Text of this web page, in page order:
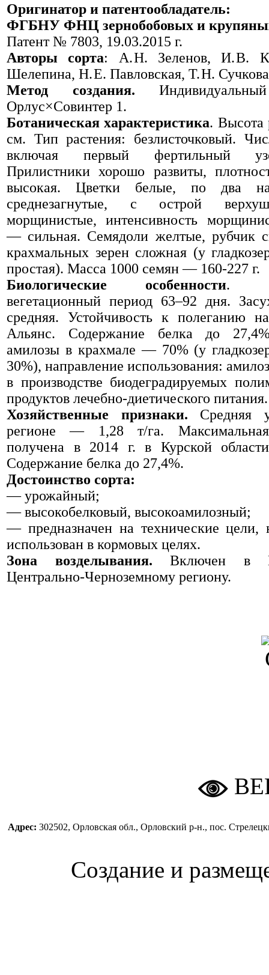
Оригинатор и патентообладатель:
ФГБНУ ФНЦ зернобобовых и
Патент № 7803, 19.03.2015 г.
Авторы сорта: А. Н. Зеленов, И. В.
Шелепина, Н. Е. Павловская, Т. Н.
Метод создания.
Орлус×Совинтер 1.
Ботаническая характеристика. Высота
см. Тип растения: безлисточковый.
включая первый фертильный
Прилистники хорошо развиты,
высокая. Цветки белые, по два
среднезагнутые, с острой
морщинистые, интенсивность
— сильная. Семядоли желтые, рубчик
крахмальных зерен сложная (у
простая). Масса 1000 семян — 160-227 г.
Биологические особенности.
вегетационный период 63–92 дня.
средняя. Устойчивость к полеганию
Альянс. Содержание белка до
амилозы в крахмале — 70% (у
30%), направление использования:
в производстве биодеградируемых
продуктов лечебно-диетического питания.
Хозяйственные признаки. Средняя
регионе — 1,28 т/га. Максимальная
получена в 2014 г. в Курской
Содержание белка до 27,4%.
Достоинство сорта:
— урожайный;
— высокобелковый, высокоамилозный;
— предназначен на технические
использован в кормовых целях.
Зона возделывания. Включен в
Центрально-Черноземному региону.
Адрес: 302502, Орловская обл., Орловский р-н., пос.
Создание и